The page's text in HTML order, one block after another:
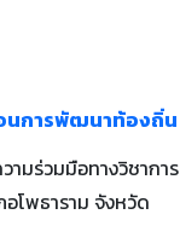
นการพัฒนาท้องถิ่น
มร่วมมือทางวิชาการ
โพธาราม จังหวัด